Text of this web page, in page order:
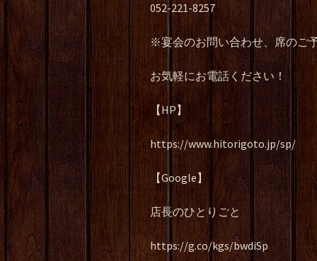
052-221-8257
※宴会のお問い合わせ、席のご
お気軽にお電話ください！
【HP】
https://www.hitorigoto.jp/sp/
【Google】
店長のひとりごと
https://g.co/kgs/bwdiSp